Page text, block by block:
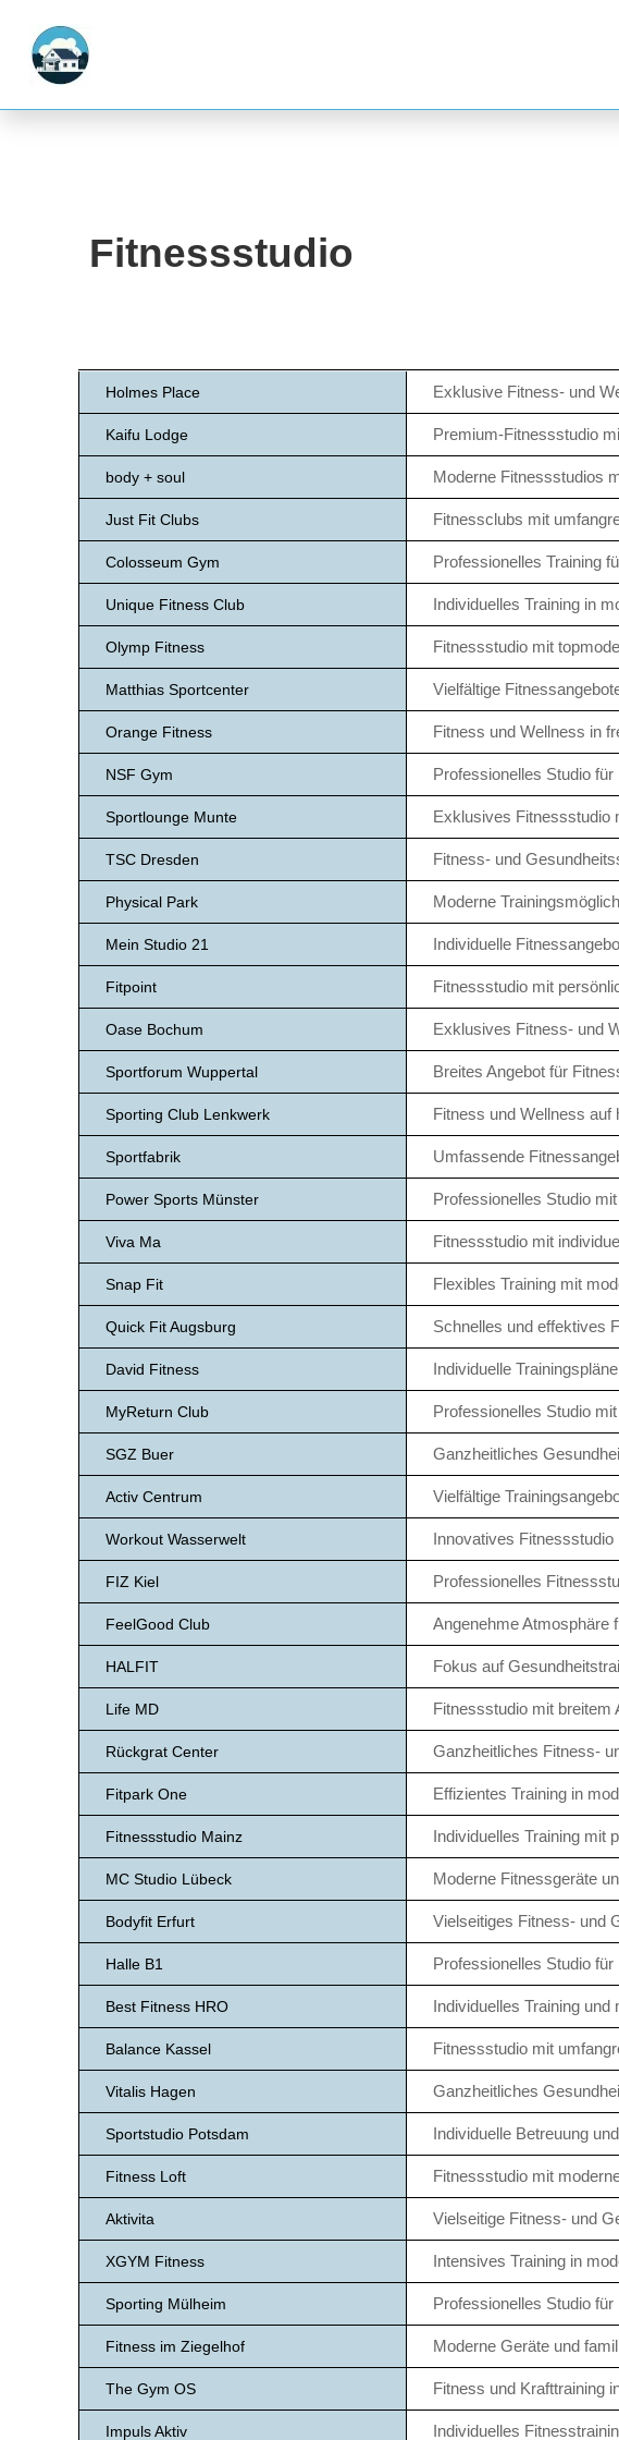
Fitnessstudio
Holmes Place Exklusive Fitness- und
Kaifu Lodge Premium-Fitnessstudio
body + soul Moderne Fitnessstudios
Just Fit Clubs Fitnessclubs mit
Colosseum Gym Professionelles Training
Unique Fitness Club Individuelles Training in
Olymp Fitness Fitnessstudio mit
Matthias Sportcenter Vielfältige
Orange Fitness Fitness und Wellness in
NSF Gym Professionelles Studio
Sportlounge Munte Exklusives Fitnessstudio
TSC Dresden Fitness- und
Physical Park Moderne
Mein Studio 21 Individuelle
Fitpoint Fitnessstudio mit
Oase Bochum Exklusives Fitness- und
Sportforum Wuppertal Breites Angebot für
Sporting Club Lenkwerk Fitness und Wellness auf
Sportfabrik Umfassende
Power Sports Münster Professionelles Studio
Viva Ma Fitnessstudio mit
Snap Fit Flexibles Training mit
Quick Fit Augsburg Schnelles und effektives
David Fitness Individuelle
MyReturn Club Professionelles Studio
SGZ Buer Ganzheitliches
Activ Centrum Vielfältige
Workout Wasserwelt Innovatives
FIZ Kiel Professionelles
FeelGood Club Angenehme Atmosphäre
HALFIT Fokus auf
Life MD Fitnessstudio mit breitem
Rückgrat Center Ganzheitliches Fitness-
Fitpark One Effizientes Training in
Fitnessstudio Mainz Individuelles Training mit
MC Studio Lübeck Moderne Fitnessgeräte
Bodyfit Erfurt Vielseitiges Fitness- und
Halle B1 Professionelles Studio
Best Fitness HRO Individuelles Training
Balance Kassel Fitnessstudio mit
Vitalis Hagen Ganzheitliches
Sportstudio Potsdam Individuelle Betreuung
Fitness Loft Fitnessstudio mit
Aktivita Vielseitige Fitness- und
XGYM Fitness Intensives Training in
Sporting Mülheim Professionelles Studio
Fitness im Ziegelhof Moderne Geräte und
The Gym OS Fitness und Krafttraining
Impuls Aktiv Individuelles